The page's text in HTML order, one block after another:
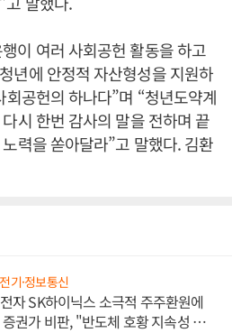
이 여러 사회공헌 활동을 하고
년에 안정적 자산형성을 지원하
공헌의 하나다”며 “청년도약계
시 한번 감사의 말을 전하며 끝
력을 쏟아달라”고 말했다. 김환
기·정보통신
자 SK하이닉스 소극적 주주환원에
권가 비판, "반도체 호황 지속성 의